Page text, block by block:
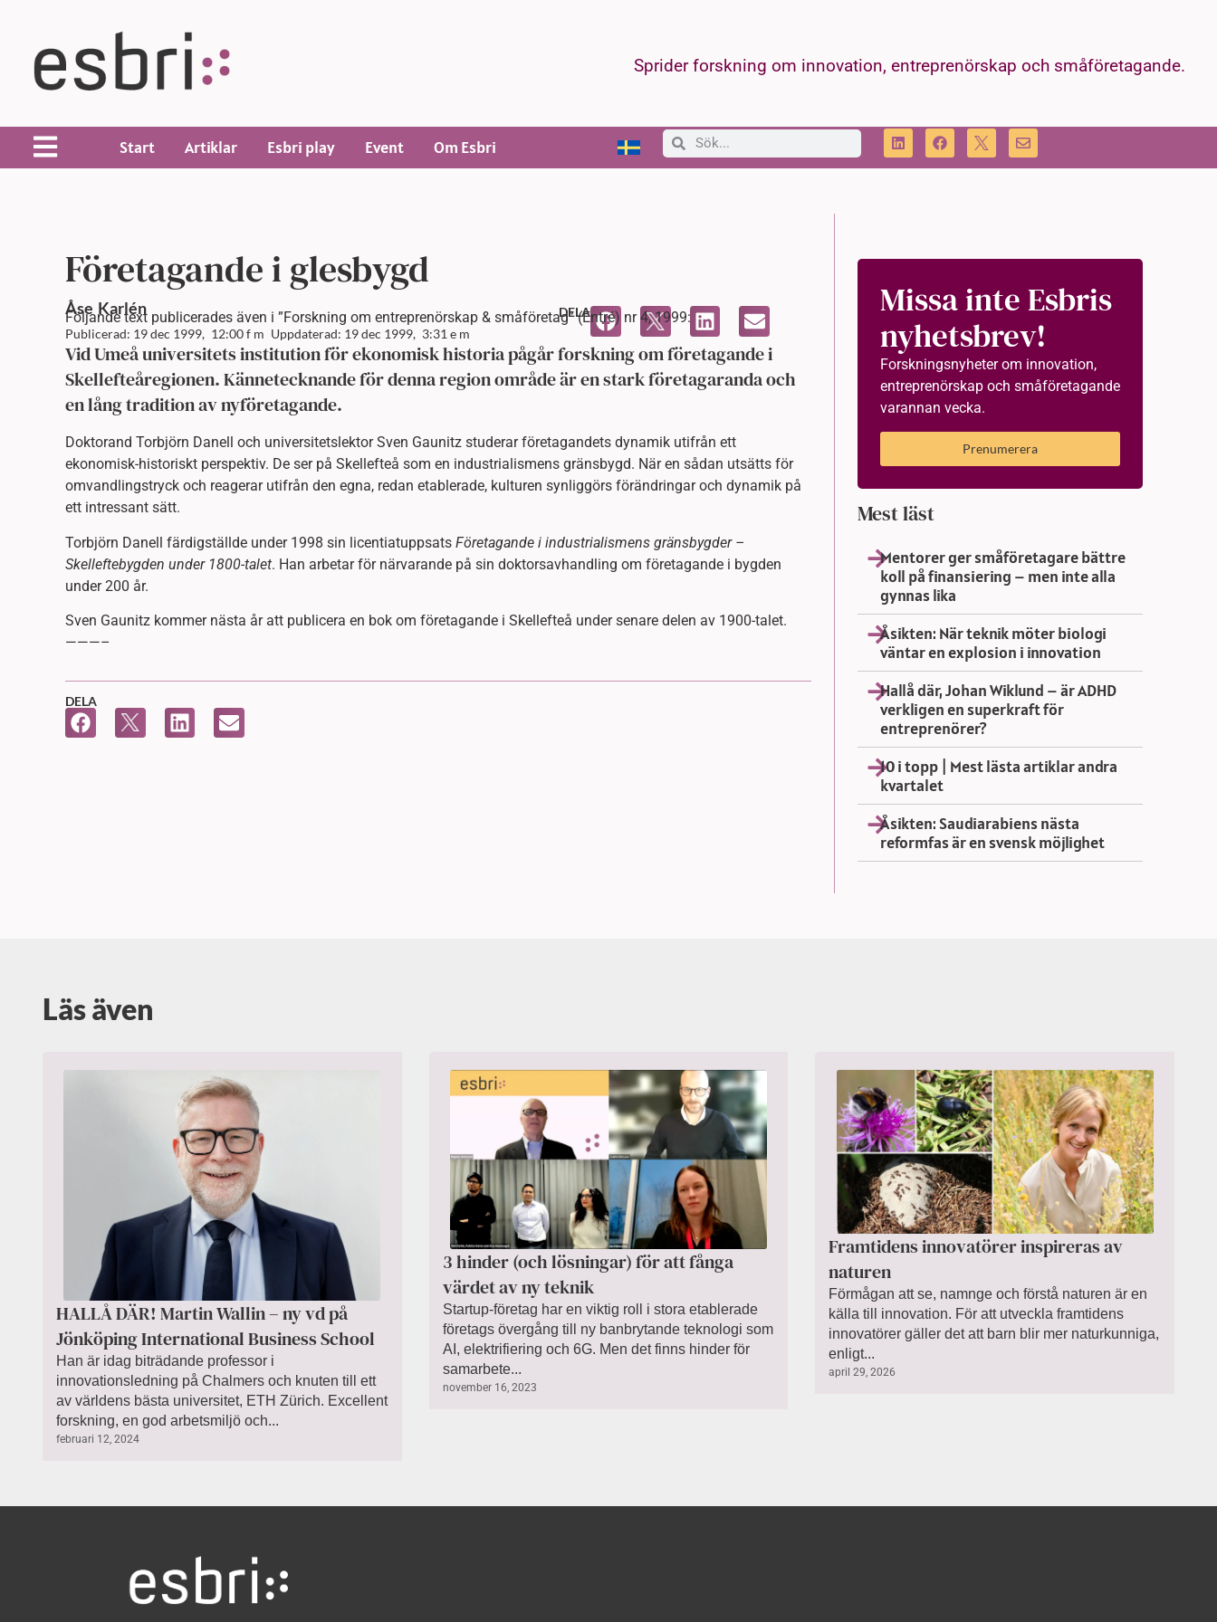
Sprider forskning om innovation, entreprenörskap och småföretagande.
Start Artiklar Esbri play Event Om Esbri
Företagande i glesbygd
Åse Karlén
Publicerad: 19 dec 1999, 12:00 f m Uppdaterad: 19 dec 1999, 3:31 e m
DELA
Följande text publicerades även i ”Forskning om entreprenörskap & småföretag” (Entré) nr 4, 1999:
Vid Umeå universitets institution för ekonomisk historia pågår forskning om företagande i
Skellefteåregionen. Kännetecknande för denna region område är en stark företagaranda och
en lång tradition av nyföretagande.
Doktorand Torbjörn Danell och universitetslektor Sven Gaunitz studerar företagandets dynamik utifrån ett
ekonomisk-historiskt perspektiv. De ser på Skellefteå som en industrialismens gränsbygd. När en sådan utsätts för
omvandlingstryck och reagerar utifrån den egna, redan etablerade, kulturen synliggörs förändringar och dynamik på
ett intressant sätt.
Torbjörn Danell färdigställde under 1998 sin licentiatuppsats Företagande i industrialismens gränsbygder –
Skelleftebygden under 1800-talet. Han arbetar för närvarande på sin doktorsavhandling om företagande i bygden
under 200 år.
Sven Gaunitz kommer nästa år att publicera en bok om företagande i Skellefteå under senare delen av 1900-talet.
———–
DELA
Missa inte Esbris
nyhetsbrev!
Forskningsnyheter om innovation,
entreprenörskap och småföretagande
varannan vecka.
Prenumerera
Mest läst
Mentorer ger småföretagare bättre
koll på finansiering – men inte alla
gynnas lika
Åsikten: När teknik möter biologi
väntar en explosion i innovation
Hallå där, Johan Wiklund – är ADHD
verkligen en superkraft för
entreprenörer?
10 i topp | Mest lästa artiklar andra
kvartalet
Åsikten: Saudiarabiens nästa
reformfas är en svensk möjlighet
Läs även
HALLÅ DÄR! Martin Wallin – ny vd på
Jönköping International Business School
Han är idag biträdande professor i
innovationsledning på Chalmers och knuten till ett
av världens bästa universitet, ETH Zürich. Excellent
forskning, en god arbetsmiljö och...
februari 12, 2024
3 hinder (och lösningar) för att fånga
värdet av ny teknik
Startup-företag har en viktig roll i stora etablerade
företags övergång till ny banbrytande teknologi som
AI, elektrifiering och 6G. Men det finns hinder för
samarbete...
november 16, 2023
Framtidens innovatörer inspireras av
naturen
Förmågan att se, namnge och förstå naturen är en
källa till innovation. För att utveckla framtidens
innovatörer gäller det att barn blir mer naturkunniga,
enligt...
april 29, 2026